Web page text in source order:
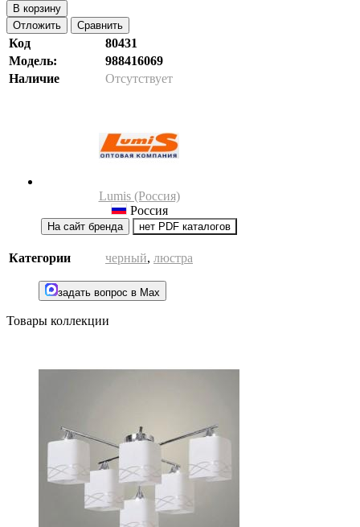
В корзину
Отложить
Сравнить
Код
80431
Модель:
988416069
Наличие
Отсутствует
Lumis (Россия)
Россия
На сайт бренда нет PDF каталогов
Категории черный, люстра
задать вопрос в Max
Товары коллекции